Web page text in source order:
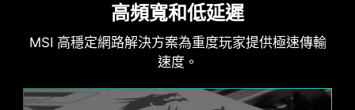
高頻寬和低延遲
MSI 高穩定網路解決方案為重度玩家提供極速傳輸
速度。
因應未來的快速儲存技術
MSI Gaming 系列主板支援所有最新的儲存技術標
準，用戶可以自由選擇極速存儲裝置。更快速啟動
搭載鋼鐵裝甲LIGHTNING GEN 5
PCI-E
LIGHTNING GEN 4 PCI-E